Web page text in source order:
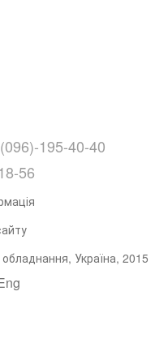
195-40-40
56
Україна, 2015